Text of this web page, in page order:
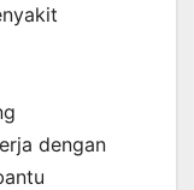
dengan